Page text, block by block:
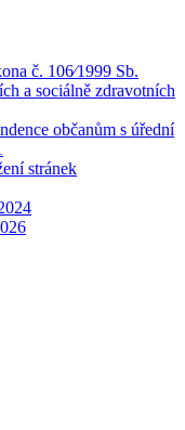
č. 106⁄1999 Sb.
a sociálně zdravotních
občanům s úřední
stránek